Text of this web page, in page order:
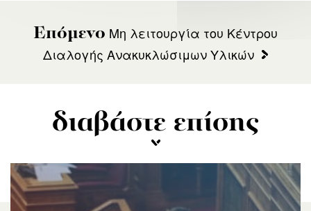
Επόμενο Μη λειτουργία του Κέντρου
Διαλογής Ανακυκλώσιμων Υλικών
διαβάστε επίσης